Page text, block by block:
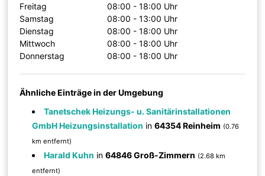
Freitag
08:00 - 18:00 Uhr
Samstag
08:00 - 13:00 Uhr
Dienstag
08:00 - 18:00 Uhr
Mittwoch
08:00 - 18:00 Uhr
Donnerstag
08:00 - 18:00 Uhr
Ähnliche Einträge in der Umgebung
Tanetschek Heizungs- u. Sanitärinstallationen
GmbH Heizungsinstallation in64354 Reinheim (0.76
km entfernt)
Harald Kuhn in64846 Groß-Zimmern (2.68 km
entfernt)